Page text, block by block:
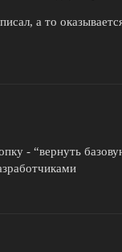
а то
- “вернуть